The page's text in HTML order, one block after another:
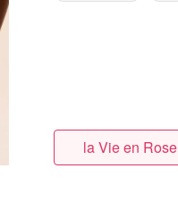
la Vie en Rose